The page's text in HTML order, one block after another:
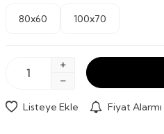
80x60 100x70
Listeye Ekle Fiyat Alarmı